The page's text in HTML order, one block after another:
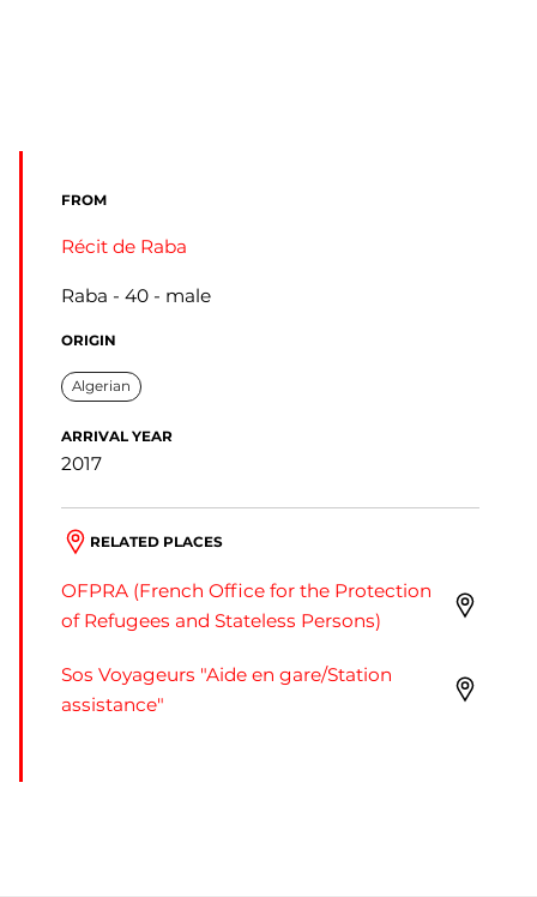
FROM
Récit de Raba
Raba 40 male
ORIGIN
Algerian
ARRIVAL YEAR
2017
RELATED PLACES
OFPRA (French Office for the Protection
of Refugees and Stateless Persons)
Sos Voyageurs "Aide en gare/Station
assistance"